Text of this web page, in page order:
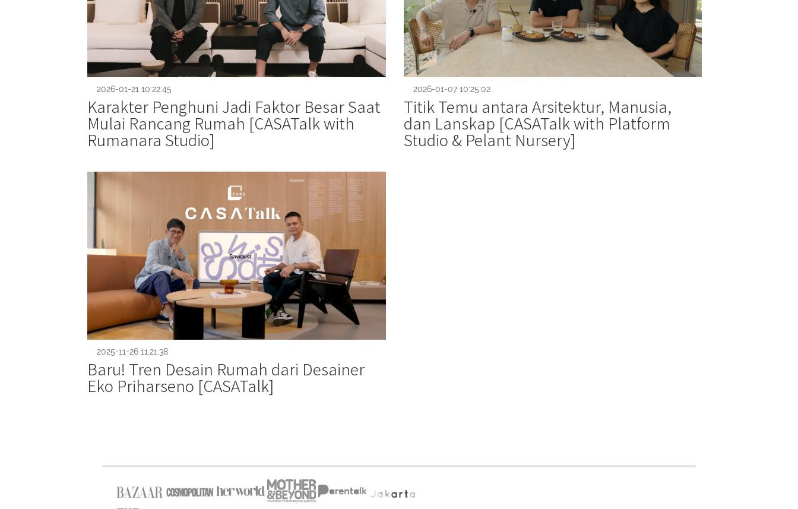
2026-01-21 10:22:45
Karakter Penghuni Jadi Faktor Besar Saat
Mulai Rancang Rumah [CASATalk with
Rumanara Studio]
2026-01-07 10:25:02
Titik Temu antara Arsitektur, Manusia,
dan Lanskap [CASATalk with Platform
Studio & Pelant Nursery]
2025-11-26 11:21:38
Baru! Tren Desain Rumah dari Desainer
Eko Priharseno [CASATalk]